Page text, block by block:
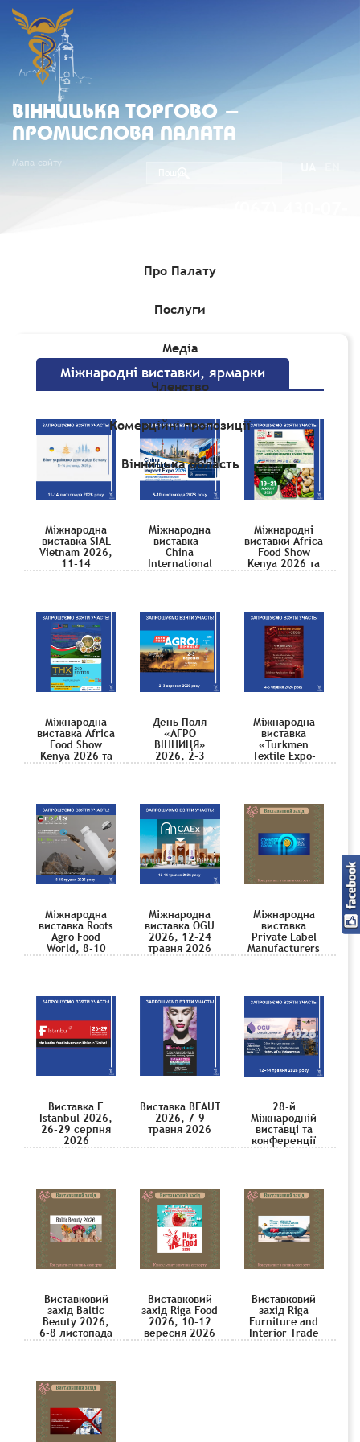
ВIННИЦЬКА ТОРГОВО -
ПРОМИСЛОВА ПАЛАТА
Мапа сайту
Про Палату
Послуги
Медіа
Членство
Комерційні пропозиції
Вінницька область
Міжнародні виставки, ярмарки
Міжнародні виставки, ярмарки
Міжнародна
виставка SIAL
Vietnam 2026,
11-14
листопада
Міжнародна
виставка –
China
International
Import Expo
2026
Міжнародні
виставки Africa
Food Show
Kenya 2026 та
The Hotel Expo
2026
Міжнародна
виставка Africa
Food Show
Kenya 2026 та
The Hotel Expo
2026
День Поля
«АГРО
ВІННИЦЯ»
2026, 2-3
вересня 2026
Міжнародна
виставка
«Turkmen
Textile Expo-
2026», 4-6
Міжнародна
виставка Roots
Agro Food
World, 8-10
грудня 2026
Міжнародна
виставка OGU
2026, 12-24
травня 2026
Міжнародна
виставка
Private Label
Manufacturers
Association
2026
Виставка F
Istanbul 2026,
26-29 серпня
2026
Виставка BEAUTYISTANBUL
2026, 7-9
травня 2026
28-й
Міжнародній
виставці та
конференції
«Нафта і газ
12–14 травня
2026
Виставковий
захід Baltic
Beauty 2026,
6-8 листопада
2026
Виставковий
захід Riga Food
2026, 10-12
вересня 2026
Виставковий
захід Riga
Furniture and
Interior Trade
Show 2026, 16-